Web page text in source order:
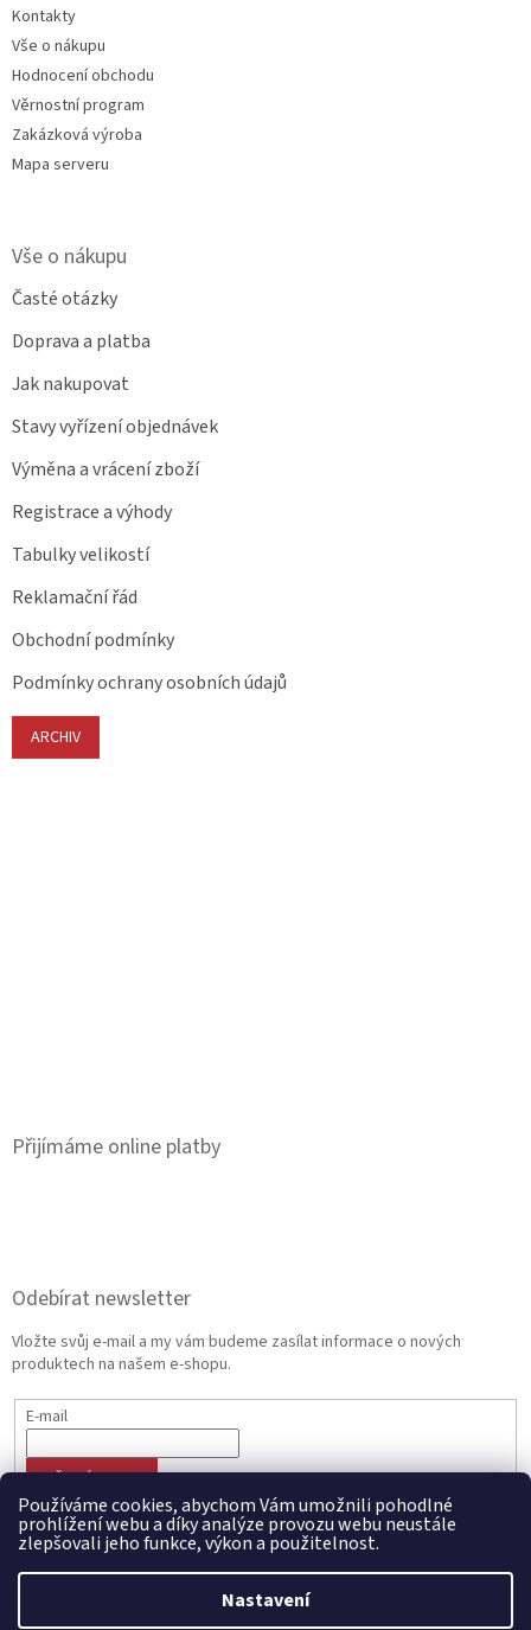
Používáme cookies, abychom Vám umožnili pohodlné
prohlížení webu a díky analýze provozu webu neustále
zlepšovali jeho funkce, výkon a použitelnost.
Nastavení
Kontakty
Vše o nákupu
Hodnocení obchodu
Věrnostní program
Zakázková výroba
Mapa serveru
Vše o nákupu
Časté otázky
Doprava a platba
Jak nakupovat
Stavy vyřízení objednávek
Výměna a vrácení zboží
Registrace a výhody
Tabulky velikostí
Reklamační řád
Obchodní podmínky
Podmínky ochrany osobních údajů
ARCHIV
Přijímáme online platby
Odebírat newsletter
Vložte svůj e-mail a my vám budeme zasílat informace o nových
produktech na našem e-shopu.
E-mail
PŘIHLÁSIT SE